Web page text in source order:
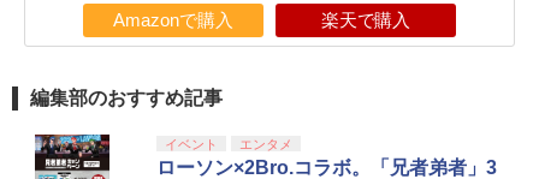
Amazonで購入 楽天で購入
編集部のおすすめ記事
イベント エンタメ
ローソン×2Bro.コラボ。「兄者弟者」3